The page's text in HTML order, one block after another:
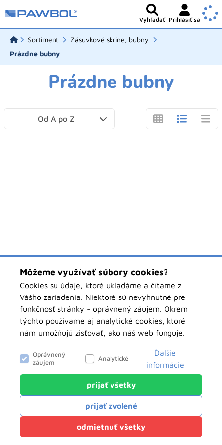
Vyhľadať Prihlásiť sa
Sortiment
Zásuvkové skrine, bubny
Prázdne bubny
Prázdne bubny
Od A po Z
objednavky.pawbolsk.sk
Klientský servis
Powered bynet.biz
Môžeme využívať súbory cookies?
Cookies sú údaje, ktoré ukladáme a čítame z
Vášho zariadenia. Niektoré sú nevyhnutné pre
funkčnosť stránky - oprávnený záujem. Okrem
týchto používame aj analytické cookies, ktoré
nám umožňujú zisťovať, ako náš web funguje.
Oprávnený
záujem
Analytické
Ďalšie
informácie
Analytické
Tieto cookies nám slúžia na zisťovanie
anonymných údajov o návštevnosti nášho webu.
Môžu hovoriť o tom, odkiaľ ste k nám prišli, o
prijať všetky
prijať zvolené
odmietnuť všetky